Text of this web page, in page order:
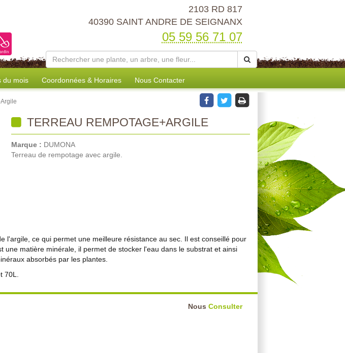
2103 RD 817
40390 SAINT ANDRE DE SEIGNANX
05 59 56 71 07
du mois Coordonnées & Horaires Nous Contacter
TERREAU REMPOTAGE+ARGILE
Marque : DUMONA
Terreau de rempotage avec argile.
l'argile, ce qui permet une meilleure résistance au sec. Il est conseillé pour
une matière minérale, il permet de stocker l'eau dans le substrat et ainsi
absorbés par les plantes.
Nous Consulter